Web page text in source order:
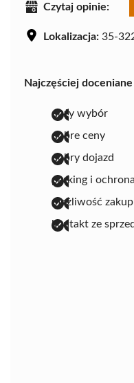
Czytaj opinie:
Lokalizacja: 35-
Najczęściej
duży wybór
dobre ceny
dobry dojazd
parking i ochrona
możliwość
kontakt ze